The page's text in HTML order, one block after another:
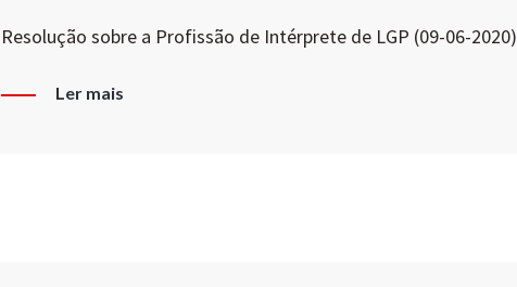
Resolução sobre a Profissão de Intérprete de LGP (09-06-2020)
Ler mais